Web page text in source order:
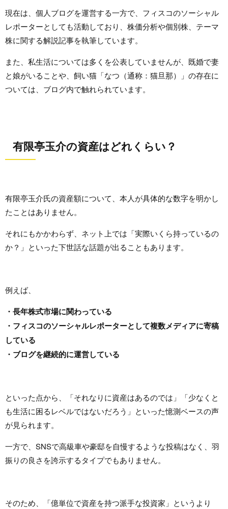
現在は、個人ブログを運営する一方で、フィスコのソーシャル
レポーターとしても活動しており、株価分析や個別株、テーマ
株に関する解説記事を執筆しています。
また、私生活については多くを公表していませんが、既婚で妻
と娘がいることや、飼い猫「なつ（通称：猫旦那）」の存在に
ついては、ブログ内で触れられています。
有限亭玉介の資産はどれくらい？
有限亭玉介氏の資産額について、本人が具体的な数字を明かし
たことはありません。
それにもかかわらず、ネット上では「実際いくら持っているの
か？」といった下世話な話題が出ることもあります。
例えば、
・長年株式市場に関わっている
・フィスコのソーシャルレポーターとして複数メディアに寄稿
している
・ブログを継続的に運営している
といった点から、「それなりに資産はあるのでは」「少なくと
も生活に困るレベルではないだろう」といった憶測ベースの声
が見られます。
一方で、SNSで高級車や豪邸を自慢するような投稿はなく、羽
振りの良さを誇示するタイプでもありません。
そのため、「億単位で資産を持つ派手な投資家」というより